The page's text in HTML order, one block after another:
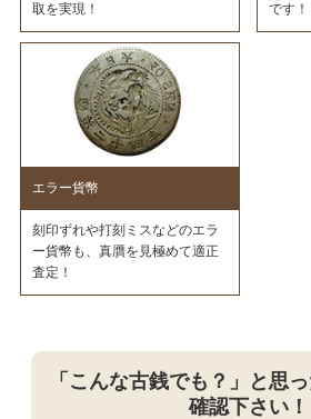
取を実現！
です！
エラー貨幣
刻印ずれや打刻ミスなどのエラ
ー貨幣も、真贋を見極めて適正
査定！
「こんな古銭でも？」と思
確認下さい！